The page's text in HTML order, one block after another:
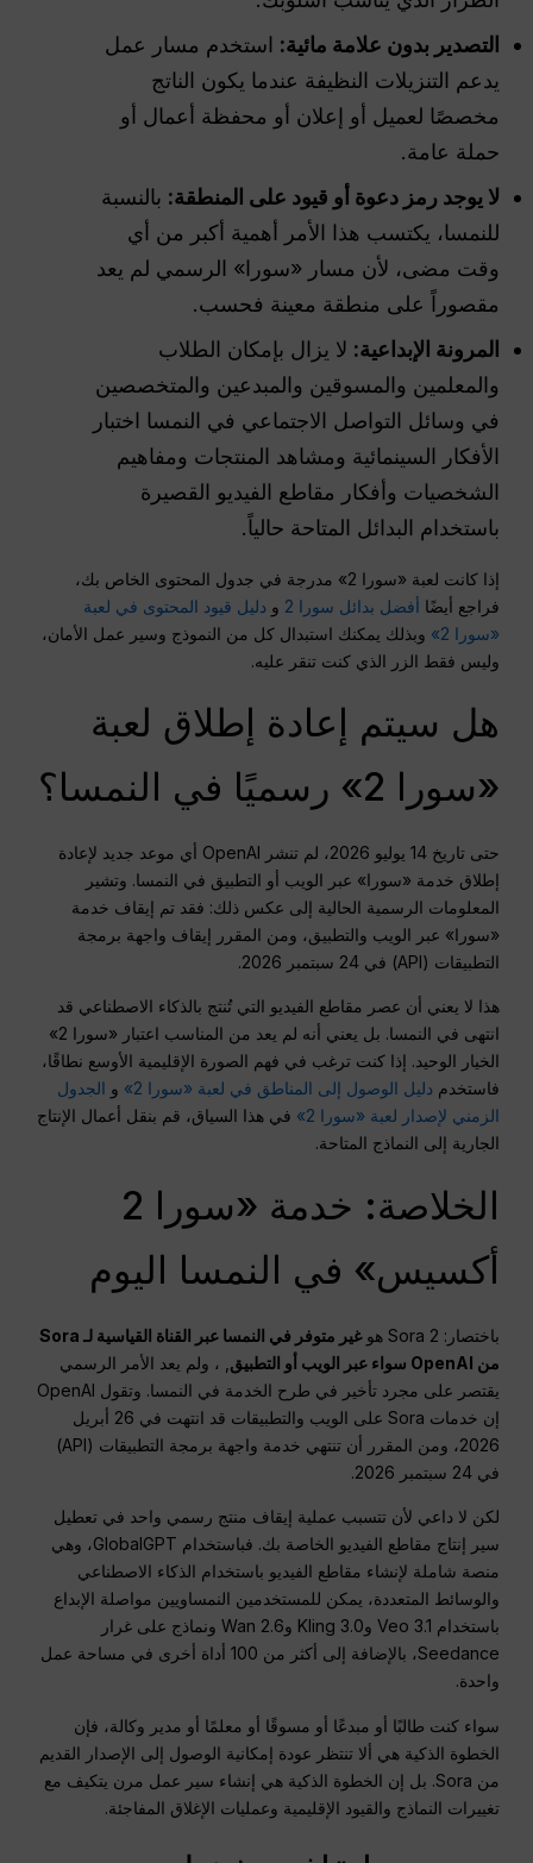
التصدير بدون علامة مائية: استخدم مسار عمل
يدعم التنزيلات النظيفة عندما يكون الناتج
مخصصًا لعميل أو إعلان أو محفظة أعمال أو
حملة عامة.
لا يوجد رمز دعوة أو قيود على المنطقة: بالنسبة
للنمسا، يكتسب هذا الأمر أهمية أكبر من أي
وقت مضى، لأن مسار «سورا» الرسمي لم يعد
مقصوراً على منطقة معينة فحسب.
المرونة الإبداعية: لا يزال بإمكان الطلاب
والمعلمين والمسوقين والمبدعين والمتخصصين
في وسائل التواصل الاجتماعي في النمسا اختبار
الأفكار السينمائية ومشاهد المنتجات ومفاهيم
الشخصيات وأفكار مقاطع الفيديو القصيرة
باستخدام البدائل المتاحة حالياً.
إذا كانت لعبة «سورا 2» مدرجة في جدول المحتوى الخاص بك،
فراجع أيضًا أفضل بدائل سورا 2 ودليل قيود المحتوى في لعبة
«سورا 2»
وبذلك يمكنك استبدال كل من النموذج وسير عمل الأمان،
وليس فقط الزر الذي كنت تنقر عليه.
هل سيتم إعادة إطلاق لعبة
«سورا 2» رسميًا في النمسا؟
حتى تاريخ 14 يوليو 2026، لم تنشر OpenAI أي موعد جديد لإعادة
إطلاق خدمة «سورا» عبر الويب أو التطبيق في النمسا. وتشير
المعلومات الرسمية الحالية إلى عكس ذلك: فقد تم إيقاف خدمة
«سورا» عبر الويب والتطبيق، ومن المقرر إيقاف واجهة برمجة
التطبيقات (API) في 24 سبتمبر 2026.
هذا لا يعني أن عصر مقاطع الفيديو التي تُنتج بالذكاء الاصطناعي قد
انتهى في النمسا. بل يعني أنه لم يعد من المناسب اعتبار «سورا 2»
الخيار الوحيد. إذا كنت ترغب في فهم الصورة الإقليمية الأوسع نطاقًا،
فاستخدمدليل الوصول إلى المناطق في لعبة «سورا 2» و الجدول
الزمني لإصدار لعبة «سورا 2»
في هذا السياق، قم بنقل أعمال الإنتاج
الجارية إلى النماذج المتاحة.
الخلاصة: خدمة «سورا 2
أكسيس» في النمسا اليوم
باختصار: Sora 2 هو
غير متوفر في النمسا عبر القناة القياسية لـ Sora
من OpenAI سواء عبر الويب أو التطبيق
, ، ولم يعد الأمر الرسمي
يقتصر على مجرد تأخير في طرح الخدمة في النمسا. وتقول OpenAI
إن خدمات Sora على الويب والتطبيقات قد انتهت في 26 أبريل
2026، ومن المقرر أن تنتهي خدمة واجهة برمجة التطبيقات (API)
في 24 سبتمبر 2026.
لكن لا داعي لأن تتسبب عملية إيقاف منتج رسمي واحد في تعطيل
سير إنتاج مقاطع الفيديو الخاصة بك. فباستخدام GlobalGPT، وهي
منصة شاملة لإنشاء مقاطع الفيديو باستخدام الذكاء الاصطناعي
والوسائط المتعددة، يمكن للمستخدمين النمساويين مواصلة الإبداع
باستخدام Veo 3.1 وKling 3.0 وWan 2.6 ونماذج على غرار
Seedance، بالإضافة إلى أكثر من 100 أداة أخرى في مساحة عمل
واحدة.
سواء كنت طالبًا أو مبدعًا أو مسوقًا أو معلمًا أو مدير وكالة، فإن
الخطوة الذكية هي ألا تنتظر عودة إمكانية الوصول إلى الإصدار القديم
من Sora. بل إن الخطوة الذكية هي إنشاء سير عمل مرن يتكيف مع
تغييرات النماذج والقيود الإقليمية وعمليات الإغلاق المفاجئة.